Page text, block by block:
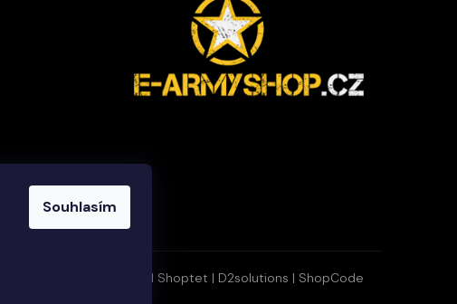
Souhlasím
Vytvořil Shoptet | D2solutions | ShopCode